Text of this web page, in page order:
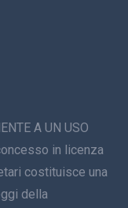
A UN USO
in licenza
costituisce una
della